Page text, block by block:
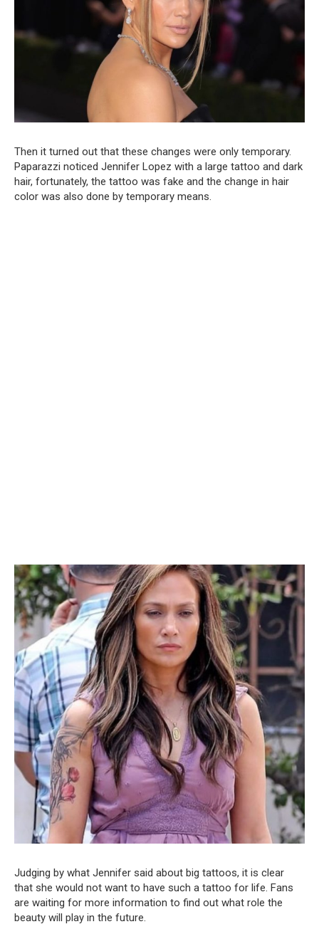
Then it turned out that these changes were only temporary.
Paparazzi noticed Jennifer Lopez with a large tattoo and dark
hair, fortunately, the tattoo was fake and the change in hair
color was also done by temporary means.
Judging by what Jennifer said about big tattoos, it is clear
that she would not want to have such a tattoo for life. Fans
are waiting for more information to find out what role the
beauty will play in the future.